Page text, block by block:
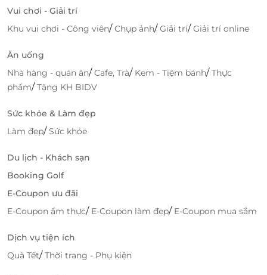
kênh là Rạch Rừng và sông Vàm Cỏ Tây chảy qua.
Nói đến đây, có lẽ nhiều người có lẽ sẽ nhớ mang
mán về con sông Vàm Cỏ Tây đã từng đi vào sách vở,
trong những năm tháng kháng chiến chống giặc
Vui chơi - Giải trí
Khu vui chơi - Công viên/Chụp ảnh/Giải trí/Giải trí online
Ăn uống
Nhà hàng - quán ăn/Cafe, Trà/ Kem - Tiệm bánh/Thực
phẩm/Tặng KH BIDV
Sức khỏe & Làm đẹp
Làm đẹp/Sức khỏe
Du lịch - Khách sạn
Booking Golf
E-Coupon ưu đãi
E-Coupon ẩm thực/ E-Coupon làm đẹp/ E-Coupon mua sắm
Dịch vụ tiện ích
Quà Tết/Thời trang - Phụ kiện